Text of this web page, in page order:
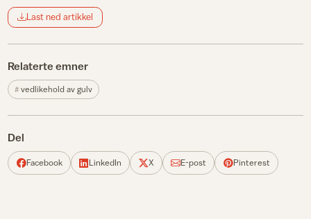
Last ned artikkel
Relaterte emner
vedlikehold av gulv
Del
Facebook LinkedIn X E-post Pinterest